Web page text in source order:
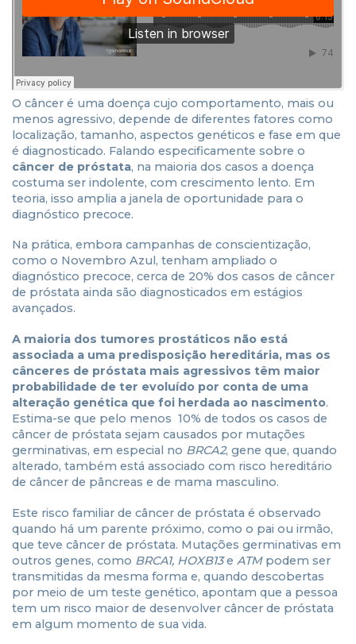
O câncer é uma doença cujo comportamento, mais ou
menos agressivo, depende de diferentes fatores como
localização, tamanho, aspectos genéticos e fase em que
é diagnosticado. Falando especificamente sobre o
câncer de próstata, na maioria dos casos a doença
costuma ser indolente, com crescimento lento. Em
teoria, isso amplia a janela de oportunidade para o
diagnóstico precoce.
Na prática, embora campanhas de conscientização,
como o Novembro Azul, tenham ampliado o
diagnóstico precoce, cerca de 20% dos casos de câncer
de próstata ainda são diagnosticados em estágios
avançados.
A maioria dos tumores prostáticos não está
associada a uma predisposição hereditária, mas os
cânceres de próstata mais agressivos têm maior
probabilidade de ter evoluído por conta de uma
alteração genética que foi herdada ao nascimento.
Estima-se que pelo menos 10% de todos os casos de
câncer de próstata sejam causados por mutações
germinativas, em especial no BRCA2, gene que, quando
alterado, também está associado com risco hereditário
de câncer de pâncreas e de mama masculino.
Este risco familiar de câncer de próstata é observado
quando há um parente próximo, como o pai ou irmão,
que teve câncer de próstata. Mutações germinativas em
outros genes, como BRCA1, HOXB13e ATMpodem ser
transmitidas da mesma forma e, quando descobertas
por meio de um teste genético, apontam que a pessoa
tem um risco maior de desenvolver câncer de próstata
em algum momento de sua vida.